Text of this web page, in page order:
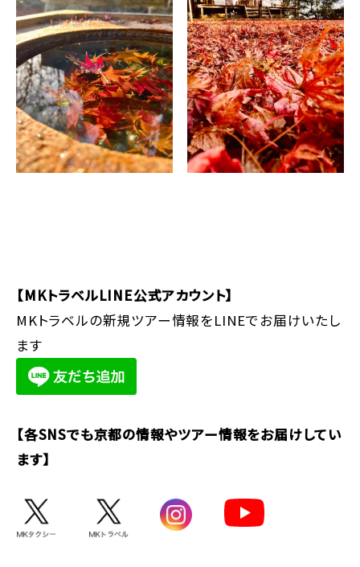
【MKトラベルLINE公式アカウント】
MKトラベルの新規ツアー情報をLINEでお届けいたし
ます
【各SNSでも京都の情報やツアー情報をお届けしてい
ます】